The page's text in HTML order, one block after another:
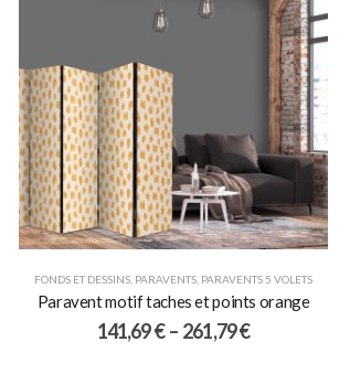
FONDS ET DESSINS, PARAVENTS, PARAVENTS 5 VOLETS
Paravent motif taches et points orange
141,69€ – 261,79€